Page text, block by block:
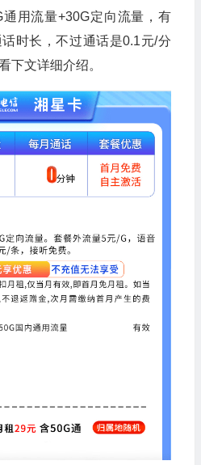
用流量+30G定向流量，有
时长，不过通话是0.1元/分
下文详细介绍。